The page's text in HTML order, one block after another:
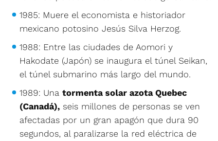
1985: Muere el economista e historiador
mexicano potosino Jesús Silva Herzog.
1988: Entre las ciudades de Aomori y
Hakodate (Japón) se inaugura el túnel Seikan,
el túnel submarino más largo del mundo.
1989: Una tormenta solar azota Quebec
(Canadá), seis millones de personas se ven
afectadas por un gran apagón que dura 90
segundos, al paralizarse la red eléctrica de